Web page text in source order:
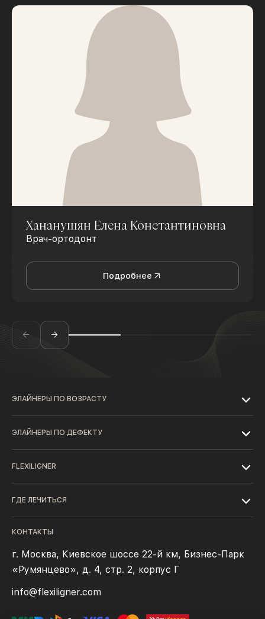
Хананушян Елена Константиновна
Врач-ортодонт
Подробнее
ЭЛАЙНЕРЫ ПО ВОЗРАСТУ
ЭЛАЙНЕРЫ ПО ДЕФЕКТУ
FLEXILIGNER
ГДЕ ЛЕЧИТЬСЯ
КОНТАКТЫ
г. Москва, Киевское шоссе 22-й км, Бизнес-Парк
«Румянцево», д. 4, стр. 2, корпус Г
info@flexiligner.com